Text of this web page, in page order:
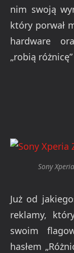
nim swoją
który porwał
hardware
„robią
Sony
Już od
reklamy,
swoim
hasłem